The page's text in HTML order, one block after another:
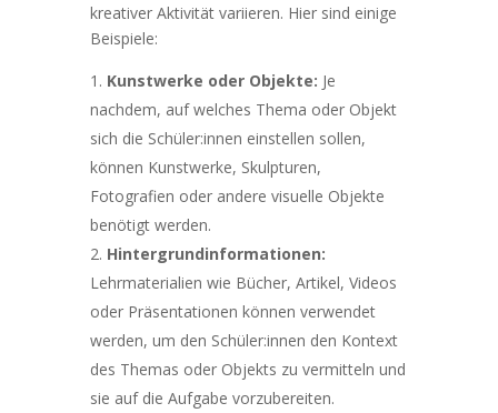
kreativer Aktivität variieren. Hier sind einige
Beispiele:
Kunstwerke oder Objekte: Je
nachdem, auf welches Thema oder Objekt
sich die Schüler:innen einstellen sollen,
können Kunstwerke, Skulpturen,
Fotografien oder andere visuelle Objekte
benötigt werden.
Hintergrundinformationen:
Lehrmaterialien wie Bücher, Artikel, Videos
oder Präsentationen können verwendet
werden, um den Schüler:innen den Kontext
des Themas oder Objekts zu vermitteln und
sie auf die Aufgabe vorzubereiten.